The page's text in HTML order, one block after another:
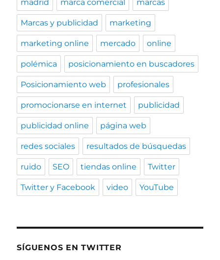
madrid marca comercial marcas
Marcas y publicidad marketing
marketing online mercado online
polémica posicionamiento en buscadores
Posicionamiento web profesionales
promocionarse en internet publicidad
publicidad online página web
redes sociales resultados de búsquedas
ruido SEO tiendas online Twitter
Twitter y Facebook video YouTube
SÍGUENOS EN TWITTER